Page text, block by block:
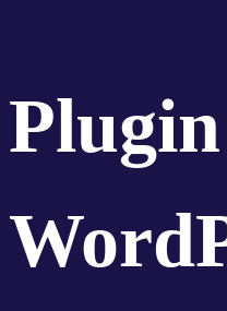
Plugin